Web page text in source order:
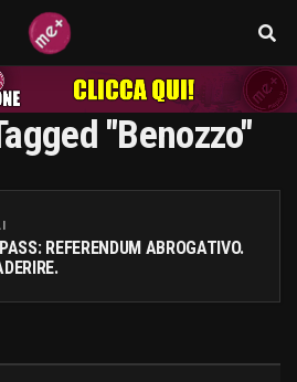
"benozzo"
REFERENDUM ABROGATIVO.